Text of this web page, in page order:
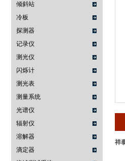
倾斜站
冷板
探测器
记录仪
测光仪
闪烁计
测光表
测量系统
光谱仪
辐射仪
溶解器
滴定器
祥